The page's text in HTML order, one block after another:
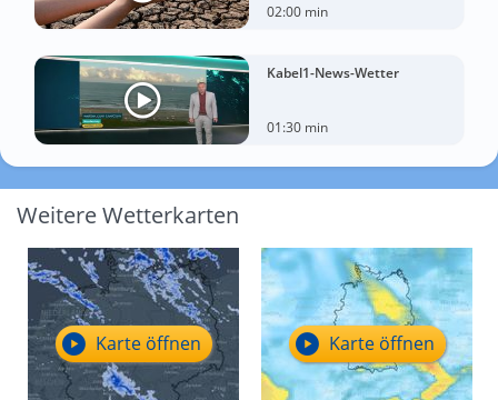
02:00 min
Kabel1-News-Wetter
01:30 min
Weitere Wetterkarten
Karte öffnen Karte öffnen